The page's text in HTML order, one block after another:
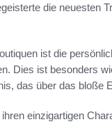
die neuesten
ist die
Dies ist besonders
das über das bloße
einzigartigen